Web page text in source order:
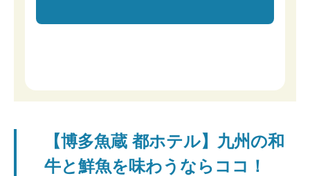
【博多魚蔵 都ホテル】九州の和
牛と鮮魚を味わうならココ！